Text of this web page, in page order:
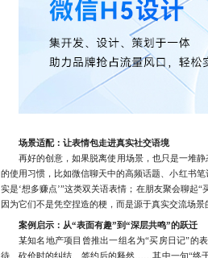
场景适配：让表情包走进真实社交语境
再好的创意，如果脱离使用场景，也只是一堆静
的使用习惯，比如微信聊天中的高频话题、小红书
实是‘想多赚点’”这类双关语表情；在朋友聚会聊起
因为它们不是凭空捏造的梗，而是源于真实交流场
案例启示：从“表面有趣”到“深层共鸣”的跃迁
某知名地产项目曾推出一组名为“买房日记”的表
待、砍价时的纠结、签约后的释然……其中一句“终